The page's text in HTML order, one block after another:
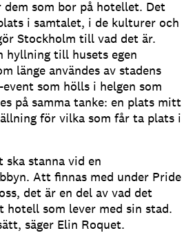
som bor på hotellet. Det
i samtalet, i de kulturer och
Stockholm till vad det är.
hyllning till husets egen
länge användes av stadens
som hölls i helgen som
på samma tanke: en plats mitt
för vilka som får ta plats i
stanna vid en
Att finnas med under Pride
det är en del av vad det
hotell som lever med sin stad.
säger Elin Roquet.